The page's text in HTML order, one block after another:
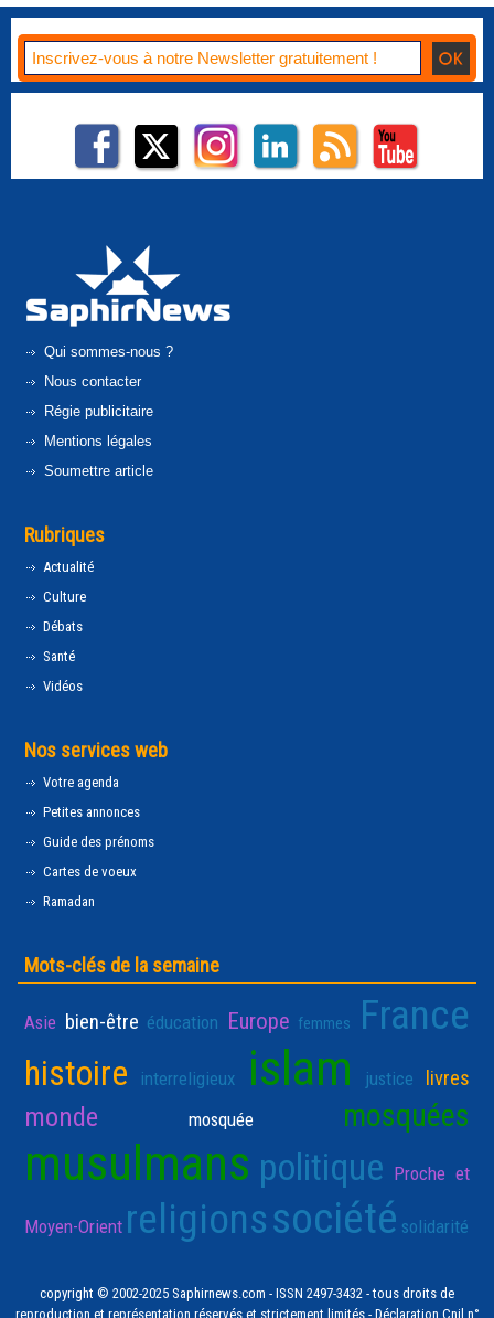
Qui sommes-nous ?
Nous contacter
Régie publicitaire
Mentions légales
Soumettre article
Rubriques
Actualité
Culture
Débats
Santé
Vidéos
Nos services web
Votre agenda
Petites annonces
Guide des prénoms
Cartes de voeux
Ramadan
Mots-clés de la semaine
Asie bien-être éducation Europe femmes France
histoire interreligieux islam justice livres
monde mosquée mosquées
musulmans politique Proche et
Moyen-Orient religionssociété solidarité
copyright © 2002-2025 Saphirnews.com - ISSN 2497-3432 - tous droits de
reproduction et représentation réservés et strictement limités - Déclaration Cnil n°